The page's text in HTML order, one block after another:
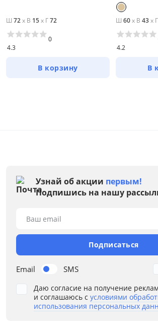
Цена
до
Цвет
Бежевый
Ш 72x В 15x Г72
4.3
0
В корзину
Ш 60x В 43x Г
4.2
В
Узнай об акции первым!
Подпишись на нашу
Email SMS
Ваш email
Подписаться
Даю согласие на получение
и соглашаюсь с условиями
использования персональных